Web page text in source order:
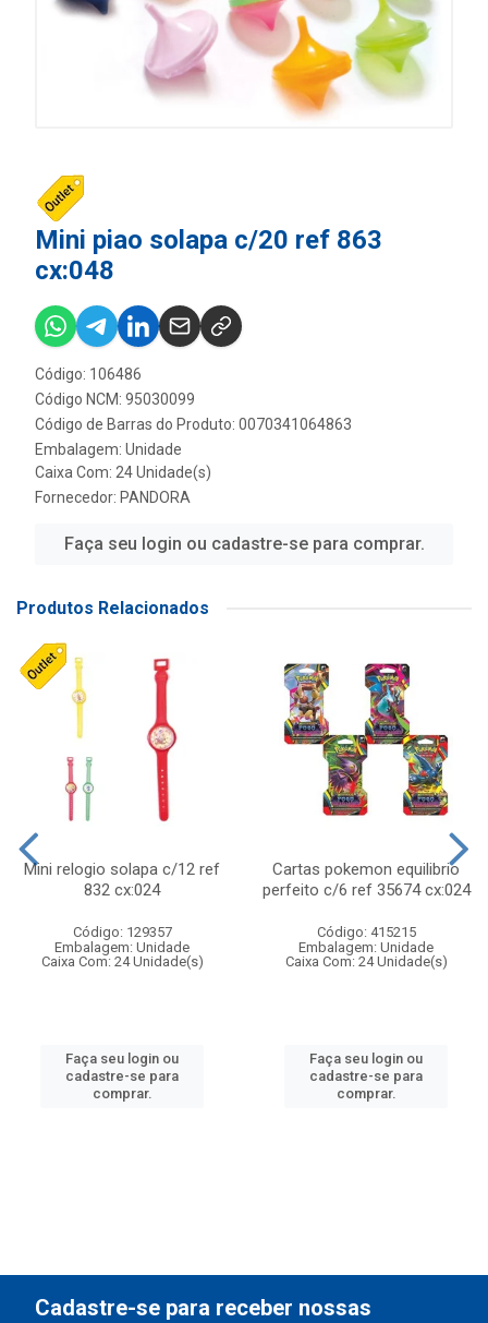
Mini piao solapa c/20 ref 863
cx:048
Código: 106486
Código NCM: 95030099
Código de Barras do Produto: 0070341064863
Embalagem: Unidade
Caixa Com: 24 Unidade(s)
Fornecedor: PANDORA
Faça seu login ou cadastre-se para comprar.
Produtos Relacionados
Mini relogio solapa c/12 ref
832 cx:024
Código: 129357
Embalagem: Unidade
Caixa Com: 24 Unidade(s)
Faça seu login ou
cadastre-se para
comprar.
Cartas pokemon equilibrio
perfeito c/6 ref 35674 cx:024
Código: 415215
Embalagem: Unidade
Caixa Com: 24 Unidade(s)
Faça seu login ou
cadastre-se para
comprar.
Cadastre-se para receber nossas